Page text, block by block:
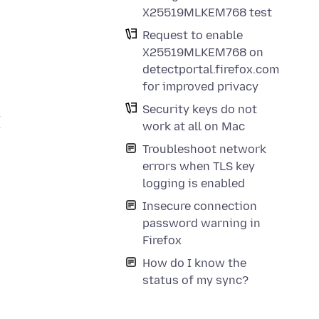
X25519MLKEM768 test
Request to enable
X25519MLKEM768 on
detectportal.firefox.com
for improved privacy
Security keys do not
work at all on Mac
Troubleshoot network
errors when TLS key
logging is enabled
Insecure connection
password warning in
Firefox
How do I know the
status of my sync?